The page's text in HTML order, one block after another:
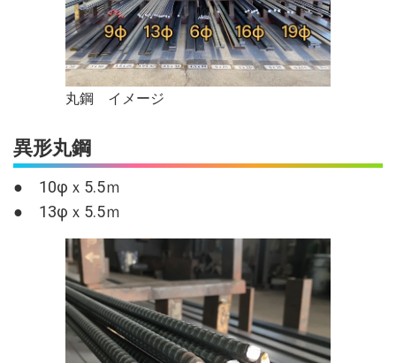
丸鋼 イメージ
異形丸鋼
● 10φｘ5.5ｍ
● 13φｘ5.5ｍ